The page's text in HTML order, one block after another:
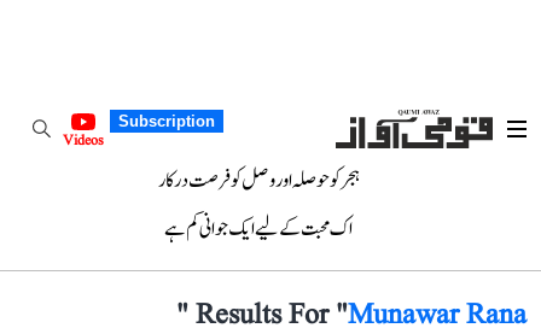
Subscription
Videos
ہجر کو حوصلہ اور وصل کو فرصت درکار
اک محبت کے لیے ایک جوانی کم ہے
Results For "Munawar Rana
"